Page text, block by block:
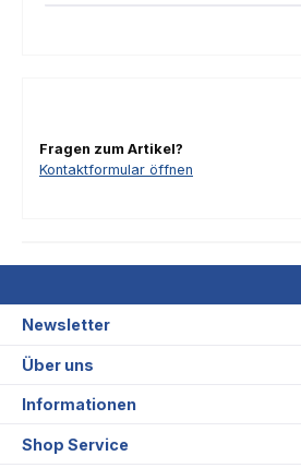
Fragen zum Artikel?
Kontaktformular öffnen
Newsletter
Über uns
Informationen
Shop Service